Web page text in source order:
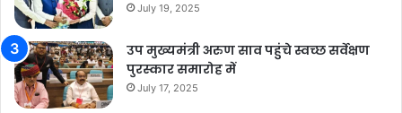
July 19, 2025
उप मुख्यमंत्री अरुण साव पहुंचे स्वच्छ सर्वेक्षण
पुरस्कार समारोह में
July 17, 2025